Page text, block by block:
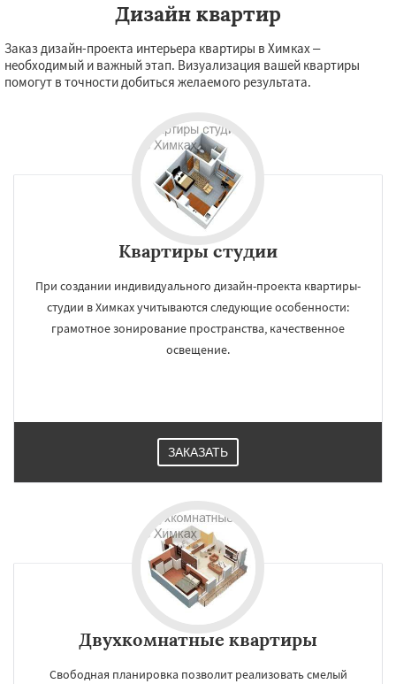
Дизайн квартир
Заказ дизайн-проекта интерьера квартиры в Химках –
необходимый и важный этап. Визуализация вашей квартиры
помогут в точности добиться желаемого результата.
Квартиры студии
При создании индивидуального дизайн-проекта квартиры-
студии в Химках учитываются следующие особенности:
грамотное зонирование пространства, качественное
освещение.
ЗАКАЗАТЬ
Двухкомнатные квартиры
Свободная планировка позволит реализовать смелый